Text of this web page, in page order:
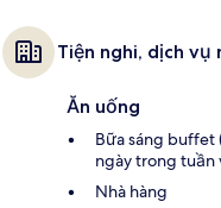
Tiện nghi, dịch vụ
Ăn uống
Bữa sáng buffet
ngày trong tuần
Nhà hàng